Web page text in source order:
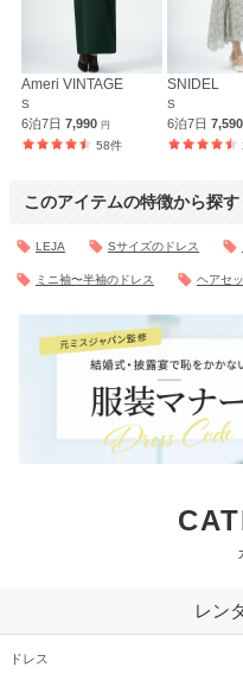
Ameri VINTAGE
S
6泊7日 7,990 円
58件
SNIDEL
S
6泊7日
このアイテムの特徴から探す
LEJA Sサイズのドレス
ミニ袖〜半袖のドレス ヘアセ
レン
ドレス